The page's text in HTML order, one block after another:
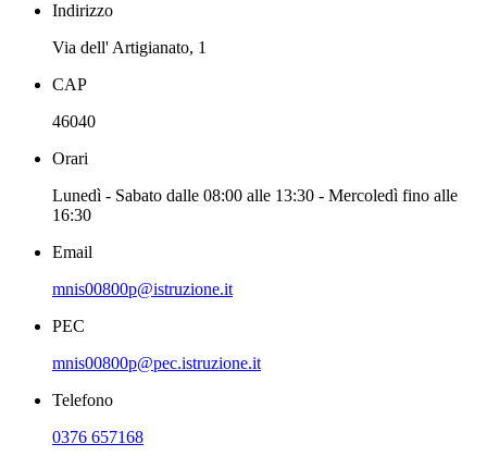
Indirizzo
Via dell' Artigianato, 1
CAP
46040
Orari
Lunedì - Sabato dalle 08:00 alle 13:30 - Mercoledì fino alle
16:30
Email
mnis00800p@istruzione.it
PEC
mnis00800p@pec.istruzione.it
Telefono
0376 657168